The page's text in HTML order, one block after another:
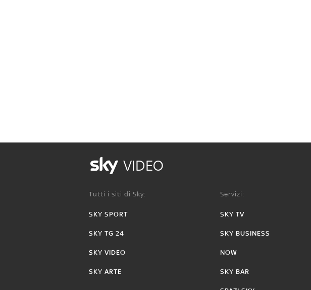
VIDEO
Tutti i siti di Sky:
SKY SPORT
SKY TG 24
SKY VIDEO
SKY ARTE
Servizi:
SKY TV
SKY BUSINESS
NOW
SKY BAR